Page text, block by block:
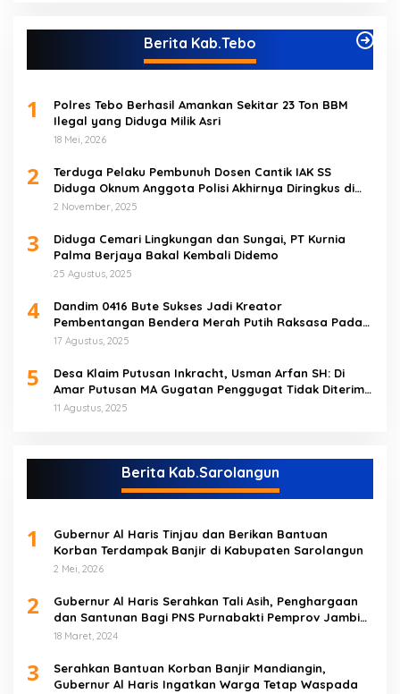
Berita Kab.Tebo
1
Polres Tebo Berhasil Amankan Sekitar 23 Ton BBM
Ilegal yang Diduga Milik Asri
18 Mei, 2026
2
Terduga Pelaku Pembunuh Dosen Cantik IAK SS
Diduga Oknum Anggota Polisi Akhirnya Diringkus di
Tebo Tengah
2 November, 2025
3
Diduga Cemari Lingkungan dan Sungai, PT Kurnia
Palma Berjaya Bakal Kembali Didemo
25 Agustus, 2025
4
Dandim 0416 Bute Sukses Jadi Kreator
Pembentangan Bendera Merah Putih Raksasa Pada
Peringatan HUT RI ke 80 di Tebo
17 Agustus, 2025
5
Desa Klaim Putusan Inkracht, Usman Arfan SH: Di
Amar Putusan MA Gugatan Penggugat Tidak Diterima
(NO)
11 Agustus, 2025
Berita Kab.Sarolangun
1
Gubernur Al Haris Tinjau dan Berikan Bantuan
Korban Terdampak Banjir di Kabupaten Sarolangun
2 Mei, 2026
2
Gubernur Al Haris Serahkan Tali Asih, Penghargaan
dan Santunan Bagi PNS Purnabakti Pemprov Jambi
Yang Berada di Sarolangun
18 Maret, 2024
3
Serahkan Bantuan Korban Banjir Mandiangin,
Gubernur Al Haris Ingatkan Warga Tetap Waspada